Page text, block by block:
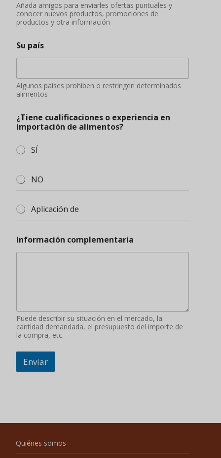
Añada amigos para enviarles ofertas puntuales y
conocer nuevos productos, promociones de
productos y otra información
Su país
Algunos países prohíben o restringen determinados
alimentos
¿Tiene cualificaciones o experiencia en
importación de alimentos?
SÍ
NO
Aplicación de
Información complementaria
Puede describir su situación en el mercado, la
cantidad demandada, el presupuesto del importe de
la compra, etc.
Enviar
Quiénes somos